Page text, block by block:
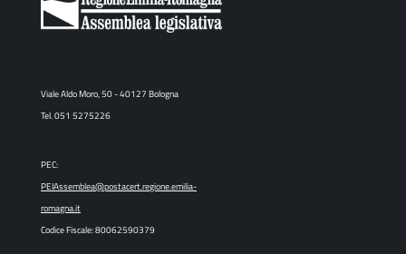
Viale Aldo Moro, 50 - 40127 Bologna
Tel. 051 5275226
PEC:
PEIAssemblea@postacert.regione.emilia-
romagna.it
Codice Fiscale: 80062590379